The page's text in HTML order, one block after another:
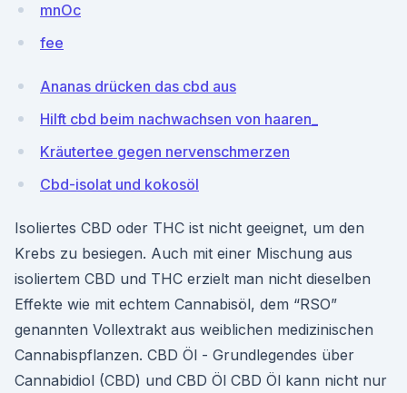
mnOc
fee
Ananas drücken das cbd aus
Hilft cbd beim nachwachsen von haaren_
Kräutertee gegen nervenschmerzen
Cbd-isolat und kokosöl
Isoliertes CBD oder THC ist nicht geeignet, um den
Krebs zu besiegen. Auch mit einer Mischung aus
isoliertem CBD und THC erzielt man nicht dieselben
Effekte wie mit echtem Cannabisöl, dem “RSO”
genannten Vollextrakt aus weiblichen medizinischen
Cannabispflanzen. CBD Öl - Grundlegendes über
Cannabidiol (CBD) und CBD Öl CBD Öl kann nicht nur